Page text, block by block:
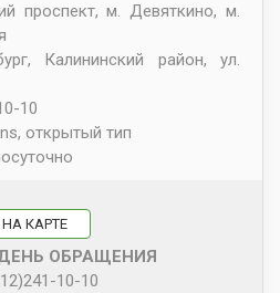
проспект, м. Девяткино, м.
, Калининский район, ул.
10
открытый тип
НА КАРТЕ
ОБРАЩЕНИЯ
10-10